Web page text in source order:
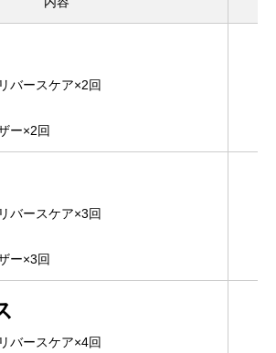
バースケア×2回
ー×2回
バースケア×3回
ー×3回
バースケア×4回